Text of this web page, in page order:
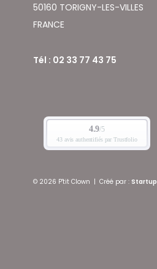
50160 TORIGNY-LES-VILLES
FRANCE
Tél : 02 33 77 43 75
© 2026 P'tit Clown | Créé par : Startup